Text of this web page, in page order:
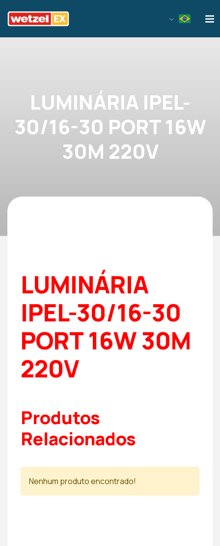
LUMINÁRIA IPEL-
30/16-30 PORT 16W
30M 220V
LUMINÁRIA
IPEL-30/16-30
PORT 16W 30M
220V
Produtos
Relacionados
Nenhum produto encontrado!